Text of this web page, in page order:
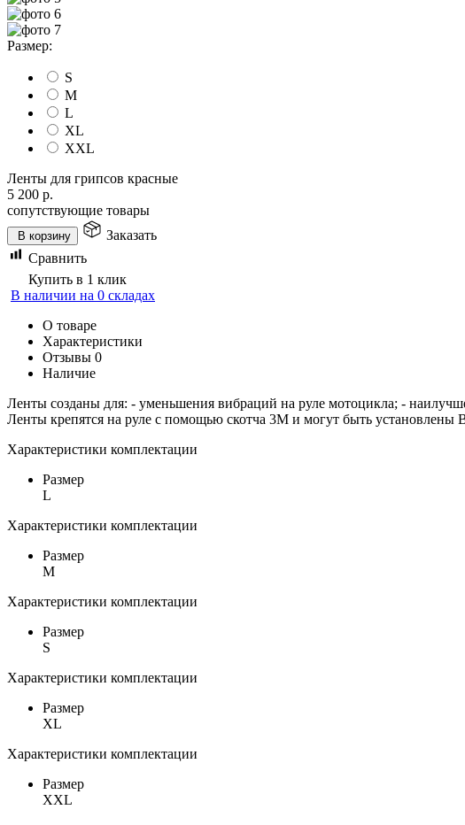
Размер:
S
M
L
XL
XXL
Ленты для грипсов красные
5 200 р.
сопутствующие товары
В корзину
Заказать
Сравнить
Купить в 1 клик
В наличии на 0 складах
О товаре
Характеристики
Отзывы 0
Наличие
Ленты созданы для: - уменьшения вибраций на руле мотоцикла; -
Ленты крепятся на руле с помощью скотча 3М и могут быть установлены
Характеристики комплектации
Размер
L
Характеристики комплектации
Размер
M
Характеристики комплектации
Размер
S
Характеристики комплектации
Размер
XL
Характеристики комплектации
Размер
XXL